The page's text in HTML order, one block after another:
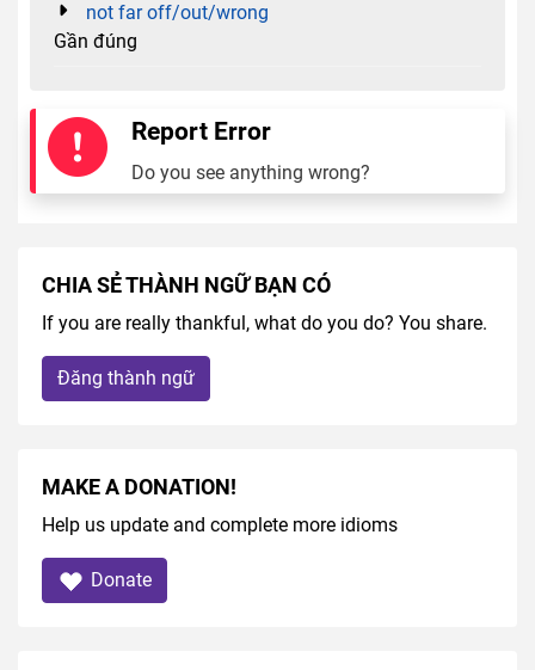
not far off/out/wrong
Gần đúng
Report Error
Do you see anything wrong?
CHIA SẺ THÀNH NGỮ BẠN CÓ
If you are really thankful, what do you do? You share.
Đăng thành ngữ
MAKE A DONATION!
Help us update and complete more idioms
Donate